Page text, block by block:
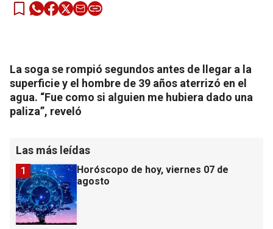
La soga se rompió segundos antes de llegar a la
superficie y el hombre de 39 años aterrizó en el
agua. “Fue como si alguien me hubiera dado una
paliza”, reveló
Las más leídas
Horóscopo de hoy, viernes 07 de
agosto
1